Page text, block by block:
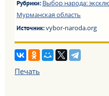
Рубрики:Выбор народа:
Мурманская область
Источник:vybor-naroda.org
Печать